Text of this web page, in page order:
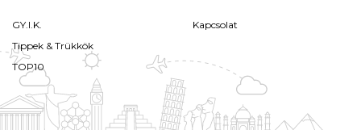
GY.I.K.
Tippek & Trükkök
TOP10
Kapcsolat